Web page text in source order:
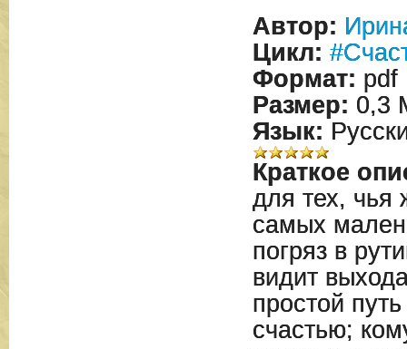
Автор:
Цикл:
Формат: pdf
Размер: 0,3
Язык:
Краткое
для тех, чья
самых
погряз в
видит
простой
счастью;